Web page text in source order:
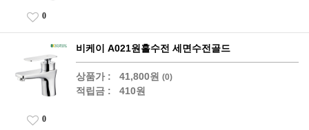
0
비케이 A021원홀수전 세면수전골드
상품가 : 41,800원 (0)
적립금 : 410원
0